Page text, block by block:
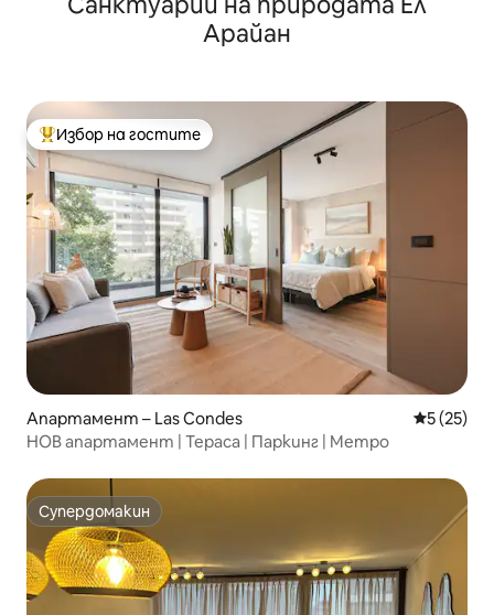
Арайан
Най-популярен избор на гостите
Избор на гостите
Апартамент – Las Condes Средна
5 (25)
НОВ апартамент | Тераса | Паркинг | Метро
Супердомакин
Супердомакин